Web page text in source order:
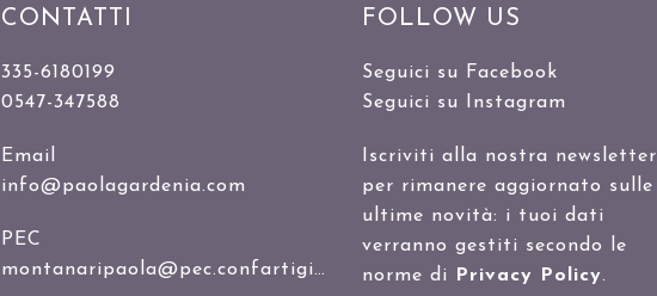
CONTATTI
335-6180199
0547-347588
Email
info@paolagardenia.com
PEC
montanaripaola@pec.confartigianato.it
FOLLOW US
Seguici su Facebook
Seguici su Instagram
Iscriviti alla nostra newsletter
per rimanere aggiornato sulle
ultime novità: i tuoi dati
verranno gestiti secondo le
norme di
Privacy Policy.